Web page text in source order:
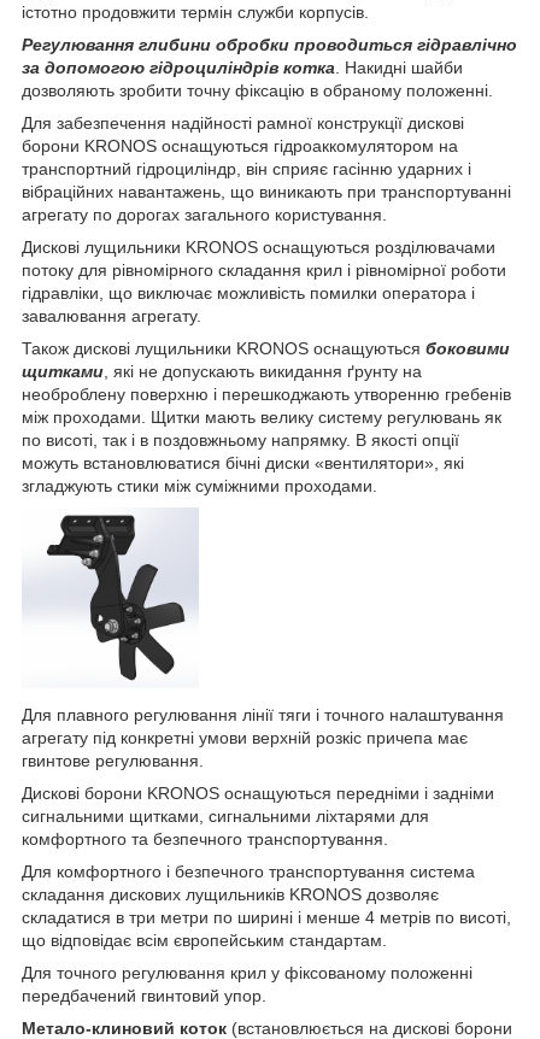
істотно продовжити термін служби корпусів.
Регулювання глибини обробки проводиться гідравлічно
за допомогою гідроциліндрів котка . Накидні шайби
дозволяють зробити точну фіксацію в обраному положенні.
Для забезпечення надійності рамної конструкції дискові
борони KRONOS оснащуються гідроаккомулятором на
транспортний гідроциліндр, він сприяє гасінню ударних і
вібраційних навантажень, що виникають при транспортуванні
агрегату по дорогах загального користування.
Дискові лущильники KRONOS оснащуються розділювачами
потоку для рівномірного складання крил і рівномірної роботи
гідравліки, що виключає можливість помилки оператора і
завалювання агрегату.
Також дискові лущильники KRONOS оснащуються боковими
щитками , які не допускають викидання ґрунту на
необроблену поверхню і перешкоджають утворенню гребенів
між проходами. Щитки мають велику систему регулювань як
по висоті, так і в поздовжньому напрямку. В якості опції
можуть встановлюватися бічні диски «вентилятори», які
згладжують стики між суміжними проходами.
Для плавного регулювання лінії тяги і точного налаштування
агрегату під конкретні умови верхній розкіс причепа має
гвинтове регулювання.
Дискові борони KRONOS оснащуються передніми і задніми
сигнальними щитками, сигнальними ліхтарями для
комфортного та безпечного транспортування.
Для комфортного і безпечного транспортування система
складання дискових лущильників KRONOS дозволяє
складатися в три метри по ширині і менше 4 метрів по висоті,
що відповідає всім європейським стандартам.
Для точного регулювання крил у фіксованому положенні
передбачений гвинтовий упор.
Метало-клиновий коток (встановлюється на дискові борони